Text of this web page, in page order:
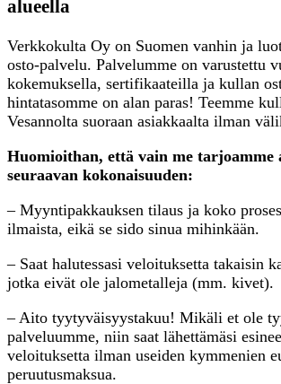
alueella
Verkkokulta Oy on Suomen vanhin ja
osto-palvelu. Palvelumme on varustettu
kokemuksella, sertifikaateilla ja kullan
hintatasomme on alan paras! Teemme
Vesannolta suoraan asiakkaalta ilman
Huomioithan, että vain me tarjoamme
seuraavan kokonaisuuden:
– Myyntipakkauksen tilaus ja koko
ilmaista, eikä se sido sinua mihinkään.
– Saat halutessasi veloituksetta takaisin
jotka eivät ole jalometalleja (mm. kivet).
– Aito tyytyväisyystakuu! Mikäli et ole
palveluumme, niin saat lähettämäsi
veloituksetta ilman useiden kymmenien
peruutusmaksua.